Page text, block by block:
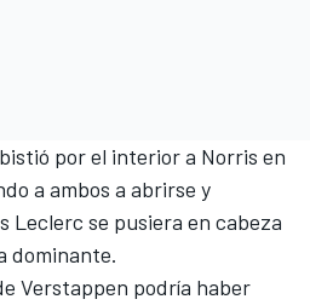
por el interior a Norris en
a ambos a abrirse y
Leclerc se pusiera en cabeza
dominante.
Verstappen podría haber